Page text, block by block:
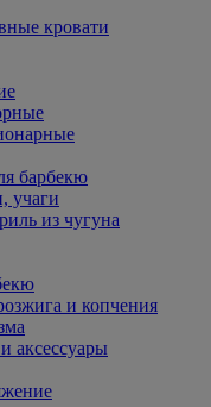
кровати
барбекю
учаги
из чугуна
и копчения
аксессуары